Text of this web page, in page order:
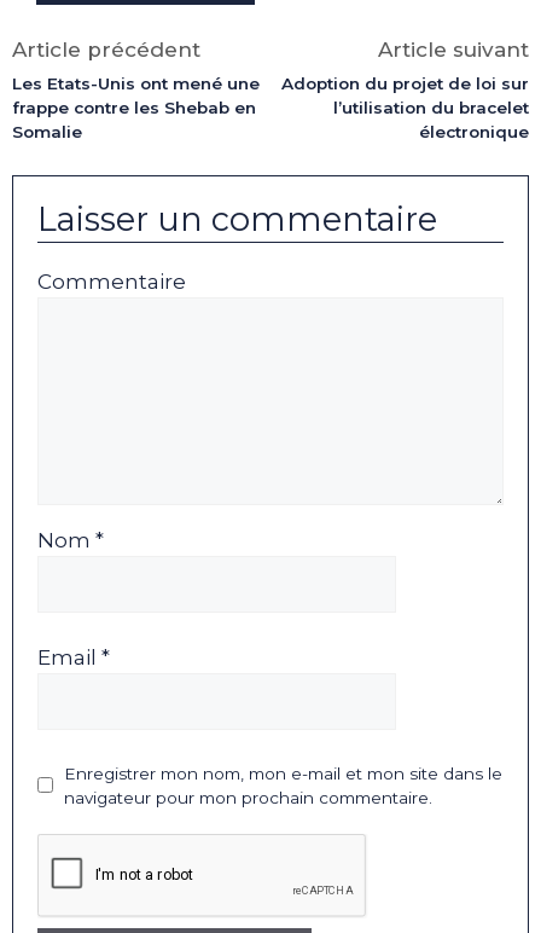
Article précédent
Les Etats-Unis ont mené une
frappe contre les Shebab en
Somalie
Article suivant
Adoption du projet de loi sur
l’utilisation du bracelet
électronique
Laisser un commentaire
Commentaire
Nom *
Email *
Enregistrer mon nom, mon e-mail et mon site dans le
navigateur pour mon prochain commentaire.